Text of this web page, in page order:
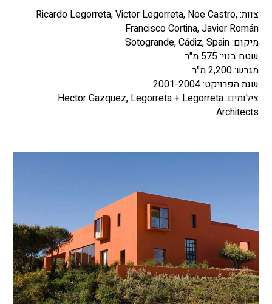
צוות: Ricardo Legorreta, Victor Legorreta, Noe Castro,
Francisco Cortina, Javier Román
מיקום: Sotogrande, Cádiz, Spain
שטח בנוי: 575 מ"ר
מגרש: 2,200 מ"ר
שנת הפרויקט: 2001-2004
צילומים: Hector Gazquez, Legorreta + Legorreta
Architects